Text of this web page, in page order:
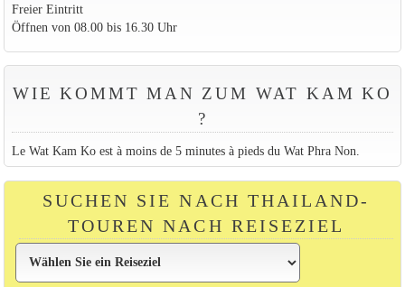
Freier Eintritt
Öffnen von 08.00 bis 16.30 Uhr
WIE KOMMT MAN ZUM WAT KAM KO
?
Le Wat Kam Ko est à moins de 5 minutes à pieds du Wat Phra Non.
SUCHEN SIE NACH THAILAND-
TOUREN NACH REISEZIEL